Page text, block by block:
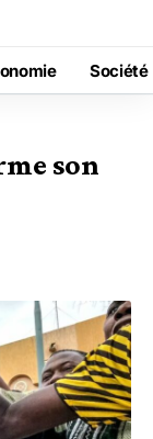
Société
son